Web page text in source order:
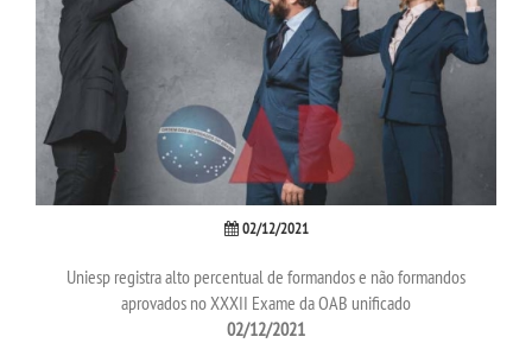
PORTAL DE PROFESSORES/ACADÊMICO
UNIESP
CONTATO
TRABALHE CONOSCO
02/12/2021
Uniesp registra alto percentual de formandos e não formandos
aprovados no XXXII Exame da OAB unificado
02/12/2021